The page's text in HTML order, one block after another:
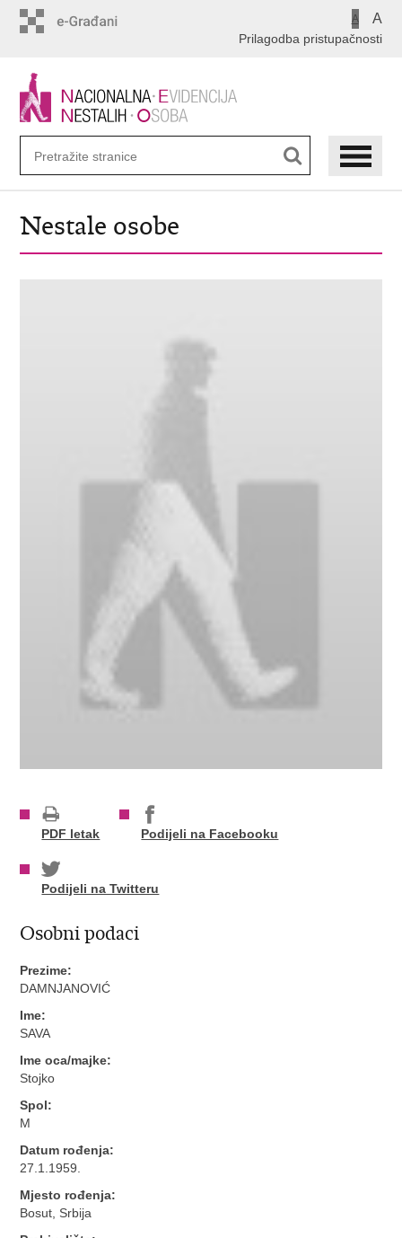
A A
Prilagodba pristupačnosti
Nestale osobe
PDF letak Podijeli na Facebooku
Podijeli na Twitteru
Osobni podaci
Prezime:
DAMNJANOVIĆ
Ime:
SAVA
Ime oca/majke:
Stojko
Spol:
M
Datum rođenja:
27.1.1959.
Mjesto rođenja:
Bosut, Srbija